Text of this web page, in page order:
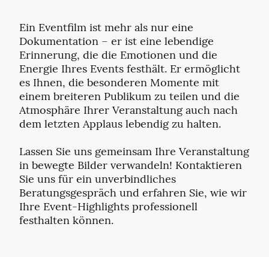
Ein Eventfilm ist mehr als nur eine
Dokumentation – er ist eine lebendige
Erinnerung, die die Emotionen und die
Energie Ihres Events festhält. Er ermöglicht
es Ihnen, die besonderen Momente mit
einem breiteren Publikum zu teilen und die
Atmosphäre Ihrer Veranstaltung auch nach
dem letzten Applaus lebendig zu halten.
Lassen Sie uns gemeinsam Ihre Veranstaltung
in bewegte Bilder verwandeln! Kontaktieren
Sie uns für ein unverbindliches
Beratungsgespräch und erfahren Sie, wie wir
Ihre Event-Highlights professionell
festhalten können.